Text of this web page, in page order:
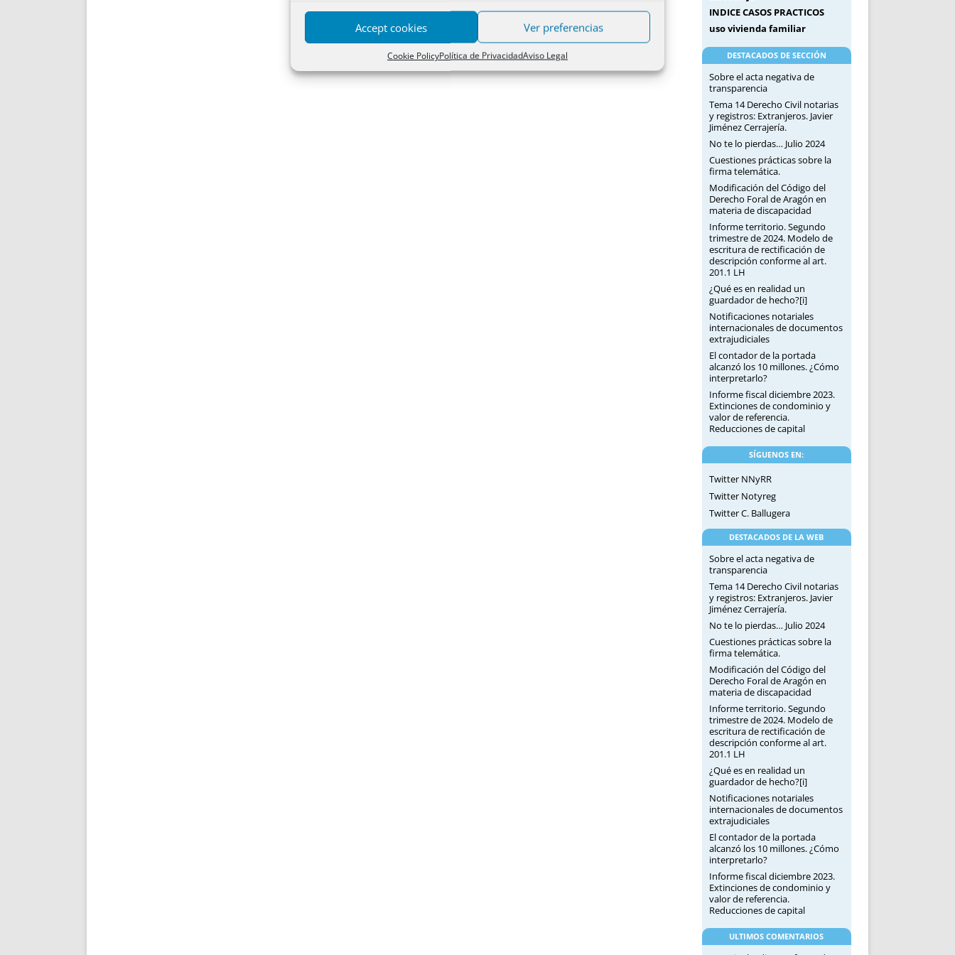
Accept cookies Ver preferencias
Cookie PolicyPolítica de PrivacidadAviso Legal
INDICE CASOS PRACTICOS
uso vivienda familiar
DESTACADOS DE SECCIÓN
Sobre el acta negativa de
transparencia
Tema 14 Derecho Civil notarias
y registros: Extranjeros. Javier
Jiménez Cerrajería.
No te lo pierdas… Julio 2024
Cuestiones prácticas sobre la
firma telemática.
Modificación del Código del
Derecho Foral de Aragón en
materia de discapacidad
Informe territorio. Segundo
trimestre de 2024. Modelo de
escritura de rectificación de
descripción conforme al art.
201.1 LH
¿Qué es en realidad un
guardador de hecho?[i]
Notificaciones notariales
internacionales de documentos
extrajudiciales
El contador de la portada
alcanzó los 10 millones. ¿Cómo
interpretarlo?
Informe fiscal diciembre 2023.
Extinciones de condominio y
valor de referencia.
Reducciones de capital
SÍGUENOS EN:
Twitter NNyRR
Twitter Notyreg
Twitter C. Ballugera
DESTACADOS DE LA WEB
Sobre el acta negativa de
transparencia
Tema 14 Derecho Civil notarias
y registros: Extranjeros. Javier
Jiménez Cerrajería.
No te lo pierdas… Julio 2024
Cuestiones prácticas sobre la
firma telemática.
Modificación del Código del
Derecho Foral de Aragón en
materia de discapacidad
Informe territorio. Segundo
trimestre de 2024. Modelo de
escritura de rectificación de
descripción conforme al art.
201.1 LH
¿Qué es en realidad un
guardador de hecho?[i]
Notificaciones notariales
internacionales de documentos
extrajudiciales
El contador de la portada
alcanzó los 10 millones. ¿Cómo
interpretarlo?
Informe fiscal diciembre 2023.
Extinciones de condominio y
valor de referencia.
Reducciones de capital
ULTIMOS COMENTARIOS